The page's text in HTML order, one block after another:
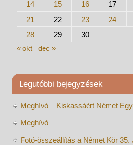
14
15 16 17
21
22 23 24
28
29
30
« okt
dec »
Legutóbbi bejegyzések
Meghívó – Kiskassáért Német
Meghívó
Fotó-összeállítás a Német Kör 35.